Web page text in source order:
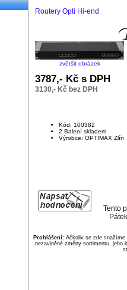
Routery Opti Hi-end
zvětšit obrázek
3787,- Kč s DPH
3130,- Kč bez DPH
Kód: 100382
2 Balení skladem
Výrobce: OPTIMAX Zlín
Tento
Prohlášení:Ačkoliv se zde snažíme
nezaviněné změny sortimentu, jeho